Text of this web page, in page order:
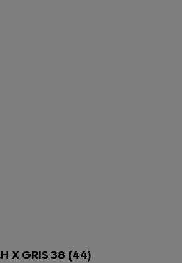
X GRIS 38 (44)